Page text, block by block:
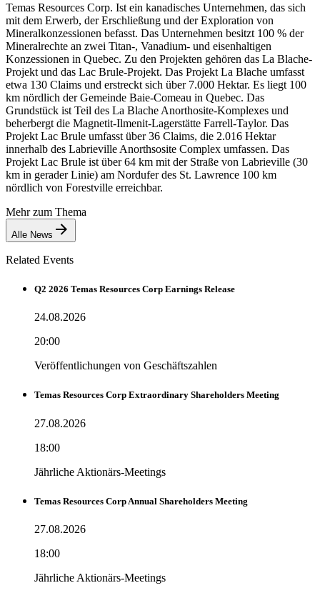
Temas Resources Corp. Ist ein kanadisches Unternehmen, das sich
mit dem Erwerb, der Erschließung und der Exploration von
Mineralkonzessionen befasst. Das Unternehmen besitzt 100 % der
Mineralrechte an zwei Titan-, Vanadium- und eisenhaltigen
Konzessionen in Quebec. Zu den Projekten gehören das La Blache-
Projekt und das Lac Brule-Projekt. Das Projekt La Blache umfasst
etwa 130 Claims und erstreckt sich über 7.000 Hektar. Es liegt 100
km nördlich der Gemeinde Baie-Comeau in Quebec. Das
Grundstück ist Teil des La Blache Anorthosite-Komplexes und
beherbergt die Magnetit-Ilmenit-Lagerstätte Farrell-Taylor. Das
Projekt Lac Brule umfasst über 36 Claims, die 2.016 Hektar
innerhalb des Labrieville Anorthsosite Complex umfassen. Das
Projekt Lac Brule ist über 64 km mit der Straße von Labrieville (30
km in gerader Linie) am Nordufer des St. Lawrence 100 km
nördlich von Forestville erreichbar.
Mehr zum Thema
Alle News
Related Events
Q2 2026 Temas Resources Corp Earnings Release
24.08.2026
20:00
Veröffentlichungen von Geschäftszahlen
Temas Resources Corp Extraordinary Shareholders Meeting
27.08.2026
18:00
Jährliche Aktionärs-Meetings
Temas Resources Corp Annual Shareholders Meeting
27.08.2026
18:00
Jährliche Aktionärs-Meetings